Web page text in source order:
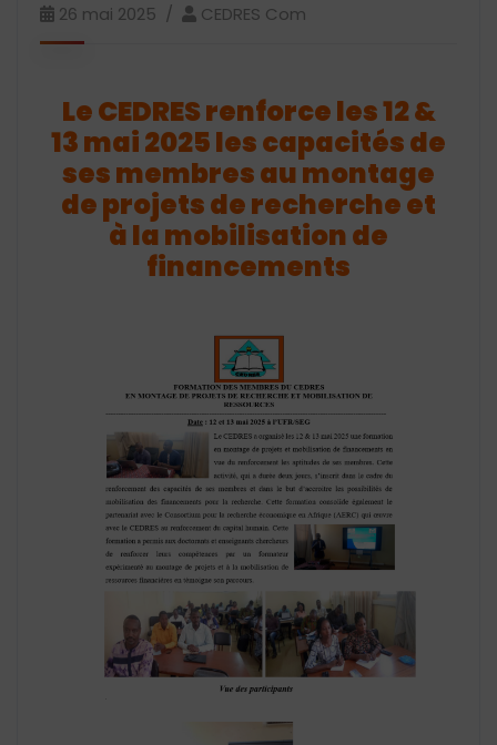
26 mai 2025 CEDRES Com
Le CEDRES renforce les 12 &
13 mai 2025 les capacités de
ses membres au montage
de projets de recherche et
à la mobilisation de
financements